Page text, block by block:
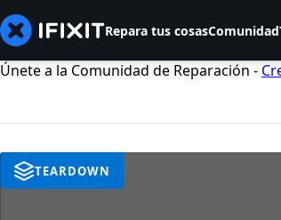
Repara tus cosasComunidad
Únete a la Comunidad de Reparación -
TEARDOWN